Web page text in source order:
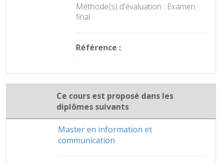
Méthode(s) d'évaluation : Examen
final
Référence :
.
Ce cours est proposé dans les
diplômes suivants
Master en information et
communication